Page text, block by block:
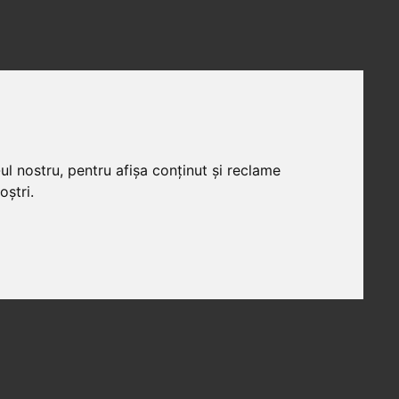
nostru, pentru afișa conținut și reclame